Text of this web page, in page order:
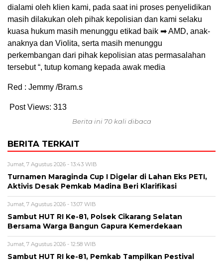
dialami oleh klien kami, pada saat ini proses penyelidikan
masih dilakukan oleh pihak kepolisian dan kami selaku
kuasa hukum masih menunggu etikad baik ➡ AMD, anak-
anaknya dan Violita, serta masih menunggu
perkembangan dari pihak kepolisian atas permasalahan
tersebut “, tutup komang kepada awak media
Red : Jemmy /Bram.s
Post Views: 313
Berita ini 70 kali dibaca
BERITA TERKAIT
Jumat, 7 Agustus 2026 - 13:43 WIB
Turnamen Maraginda Cup I Digelar di Lahan Eks PETI,
Aktivis Desak Pemkab Madina Beri Klarifikasi
Jumat, 7 Agustus 2026 - 13:07 WIB
Sambut HUT RI Ke-81, Polsek Cikarang Selatan
Bersama Warga Bangun Gapura Kemerdekaan
Jumat, 7 Agustus 2026 - 12:58 WIB
Sambut HUT RI ke-81, Pemkab Tampilkan Pestival